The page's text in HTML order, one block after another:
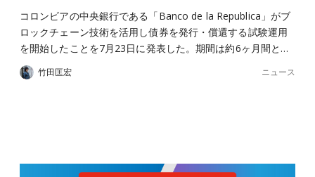
コロンビアの中央銀行である「Banco de la Republica」がブ
ロックチェーン技術を活用し債券を発行・償還する試験運用
を開始したことを7月23日に発表した。期間は約6ヶ月間と…
竹田匡宏 ニュース